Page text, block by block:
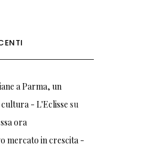
a Parma, un
- L'Eclisse su
ora
mercato in crescita -